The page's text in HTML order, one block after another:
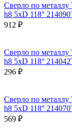
Сверло по
h8 5xD 118°
912 ₽
Сверло по
h8 5xD 118°
296 ₽
Сверло по
h8 5xD 118°
569 ₽